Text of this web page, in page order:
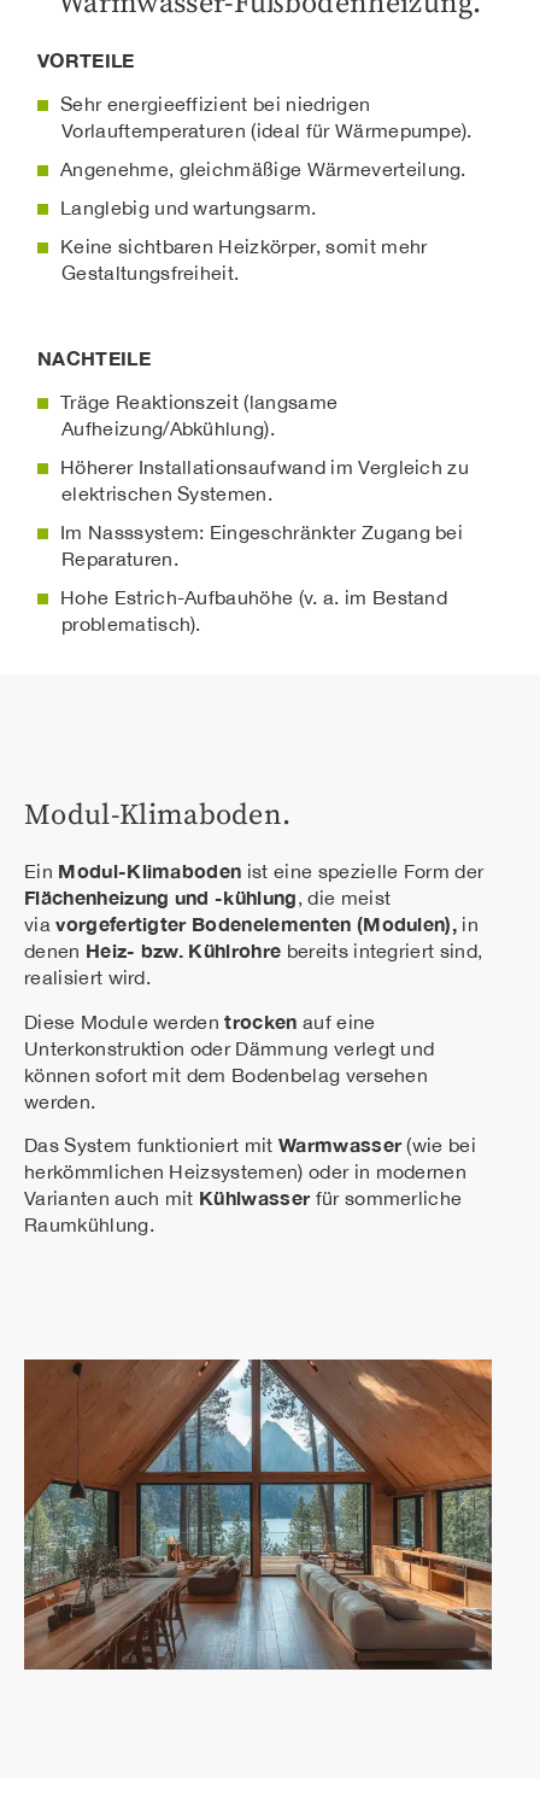
VORTEILE
Sehr energieeffizient bei niedrigen
Vorlauftemperaturen (ideal für Wärmepumpe).
Angenehme, gleichmäßige Wärmeverteilung.
Langlebig und wartungsarm.
Keine sichtbaren Heizkörper, somit mehr
Gestaltungsfreiheit.
NACHTEILE
Träge Reaktionszeit (langsame
Aufheizung/Abkühlung).
Höherer Installationsaufwand im Vergleich zu
elektrischen Systemen.
Im Nasssystem: Eingeschränkter Zugang bei
Reparaturen.
Hohe Estrich-Aufbauhöhe (v. a. im Bestand
problematisch).
Modul-Klimaboden.
Ein Modul-Klimaboden ist eine spezielle Form der
Flächenheizung und -kühlung, die meist
viavorgefertigter Bodenelementen (Modulen), in
denen Heiz- bzw. Kühlrohre bereits integriert sind,
realisiert wird.
Diese Module werdentrocken auf eine
Unterkonstruktion oder Dämmung verlegt und
können sofort mit dem Bodenbelag versehen
werden.
Das System funktioniert mit Warmwasser(wie bei
herkömmlichen Heizsystemen) oder in modernen
Varianten auch mit Kühlwasserfür sommerliche
Raumkühlung.